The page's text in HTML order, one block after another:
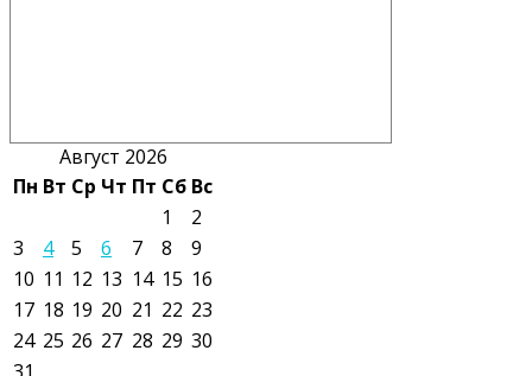
Август 2026
Пн Вт Ср Чт Пт Сб Вс
1
2
3
4 5 6 7 8
9
10 11 12 13 14 15 16
17 18 19 20 21 22 23
24 25 26 27 28 29 30